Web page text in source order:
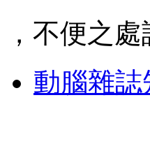
，不便之處
動腦雜誌